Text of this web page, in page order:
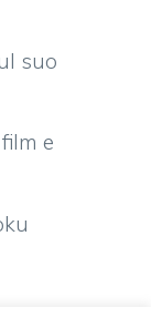
suo
e